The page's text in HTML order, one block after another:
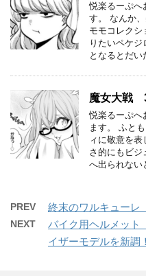
悦楽るーぷへ
す。 なんか
モモコレクシ
りたいペケ
となるとだ
魔女大戦
悦楽るーぷへ
ます。 ふと
ィに敬意を
さ的にもビジ
へ出られな
PREV 終末のワルキュー
NEXT
バイク用ヘルメッ
イザーモデルを新調！